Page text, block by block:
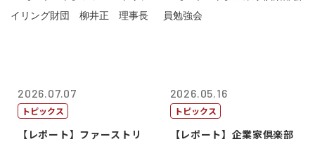
2026.07.07
トピックス
【レポート】ファーストリ
2026.05.16
トピックス
【レポート】企業家倶楽部